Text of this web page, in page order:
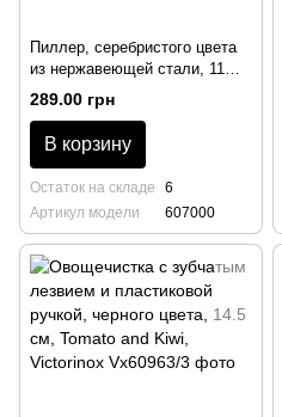
Пиллер, серебристого цвета
из нержавеющей стали, 11
см, BarTrigger
289.00 грн
В корзину
Остаток на складе
6
Артикул модели
607000